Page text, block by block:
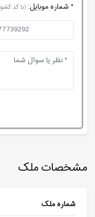
مشخصات ملک
شماره ملک
* شماره موبایل: (با کد کشور، مثال: